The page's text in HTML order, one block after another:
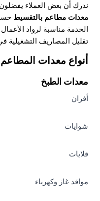
ندرك أن بعض العملاء
معدات مطاعم بالتقسيط
الخدمة مناسبة لرواد
تقليل المصاريف التشغيلية
أنواع معدات المطاعم
معدات الطبخ
أفران
شوايات
قلايات
مواقد غاز وكهرباء